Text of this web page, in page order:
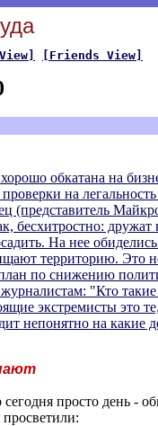
[Friends View]
хорошо обкатана на
на
(представитель
бесхитростно:
На нее
территорию. Это
по снижению
"Кто
экстремисты это
непонятно на
просто день -